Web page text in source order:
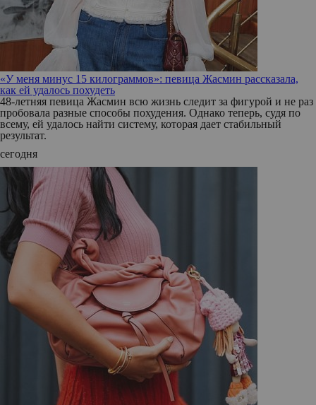
«У меня минус 15 килограммов»: певица Жасмин рассказала,
как ей удалось похудеть
48-летняя певица Жасмин всю жизнь следит за фигурой и не раз
пробовала разные способы похудения. Однако теперь, судя по
всему, ей удалось найти систему, которая дает стабильный
результат.
сегодня